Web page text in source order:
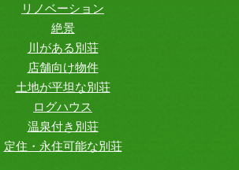
リノベーション
絶景
川がある別荘
店舗向け物件
土地が平坦な別荘
ログハウス
温泉付き別荘
定住・永住可能な別荘